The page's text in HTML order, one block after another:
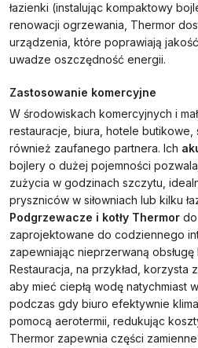
łazienki (instalując kompaktowy
renowacji ogrzewania, Thermor
urządzenia, które poprawiają
uwadze oszczędność energii.
Zastosowanie komercyjne
W środowiskach komercyjnych i
restauracje, biura, hotele butikowe,
również zaufanego partnera. Ich
bojlery o dużej pojemności
zużycia w godzinach szczytu,
pryszniców w siłowniach lub kilku
Podgrzewacze i kotły Thermor
zaprojektowane do codziennego
zapewniając nieprzerwaną
Restauracja, na przykład, korzysta
aby mieć ciepłą wodę natychmiast
podczas gdy biuro efektywnie
pomocą aerotermii, redukując
Thermor zapewnia części